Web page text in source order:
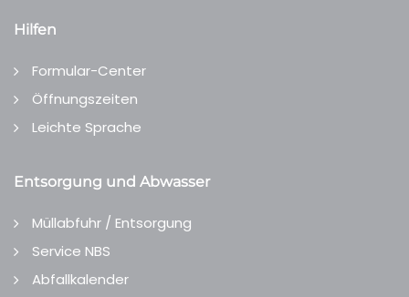
Hilfen
Formular-Center
Öffnungszeiten
Leichte Sprache
Entsorgung und Abwasser
Müllabfuhr / Entsorgung
Service NBS
Abfallkalender